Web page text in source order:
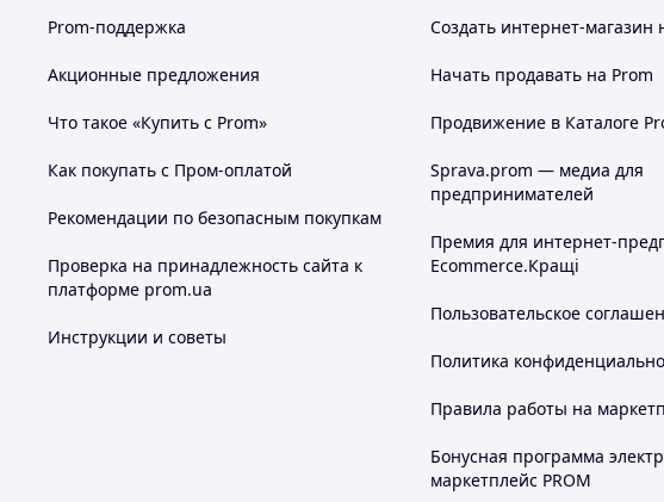
Prom-поддержка
Акционные предложения
Что такое «Купить с Prom»
Как покупать с Пром-оплатой
Рекомендации по безопасным покупкам
Проверка на принадлежность сайта к
платформе prom.ua
Инструкции и советы
Создать интернет-магазин
Начать продавать на Prom
Продвижение в Каталоге
Sprava.prom — медиа для
предпринимателей
Премия для интернет-
Ecommerce.Кращі
Пользовательское
Политика
Правила работы на
Бонусная программа
маркетплейс PROM